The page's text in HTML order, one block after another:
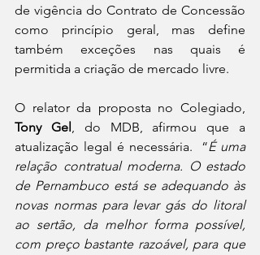
de vigência do Contrato de Concessão
como princípio geral, mas define
também exceções nas quais é
permitida a criação de mercado livre.
Tony Gel , do MDB, afirmou que a
atualização legal é necessária.  “É uma
relação contratual moderna. O estado
de Pernambuco está se adequando às
novas normas para levar gás do litoral
ao sertão, da melhor forma possível,
com preço bastante razoável, para que